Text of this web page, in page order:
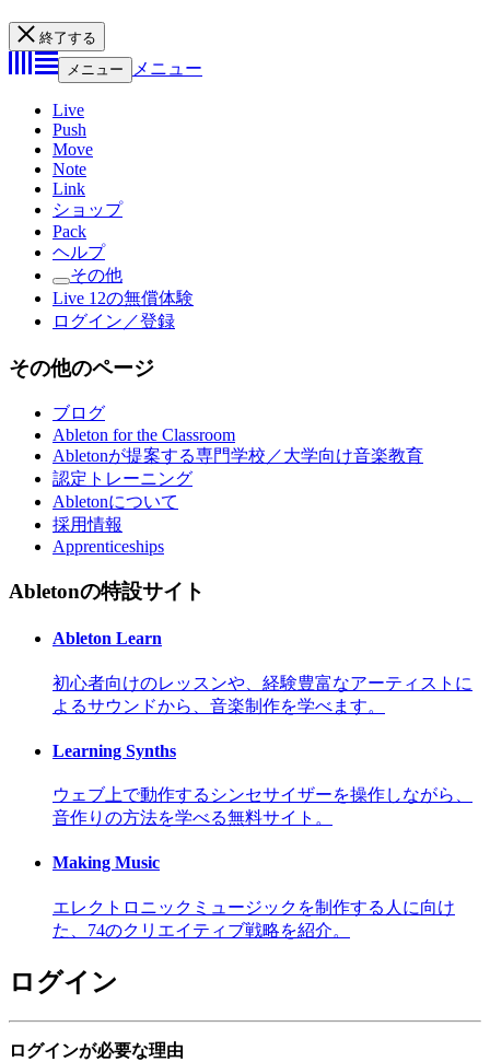
終了する
メニュー
メニュー
Live
Push
Move
Note
Link
ショップ
Pack
ヘルプ
その他
Live 12の無償体験
ログイン／登録
その他のページ
ブログ
Ableton for the Classroom
Abletonが提案する専門学校／大学向け音楽教育
認定トレーニング
Abletonについて
採用情報
Apprenticeships
Abletonの特設サイト
Ableton Learn
初心者向けのレッスンや、経験豊富なアーティストに
よるサウンドから、音楽制作を学べます。
Learning Synths
ウェブ上で動作するシンセサイザーを操作しながら、
音作りの方法を学べる無料サイト。
Making Music
エレクトロニックミュージックを制作する人に向け
た、74のクリエイティブ戦略を紹介。
ログイン
ログインが必要な理由